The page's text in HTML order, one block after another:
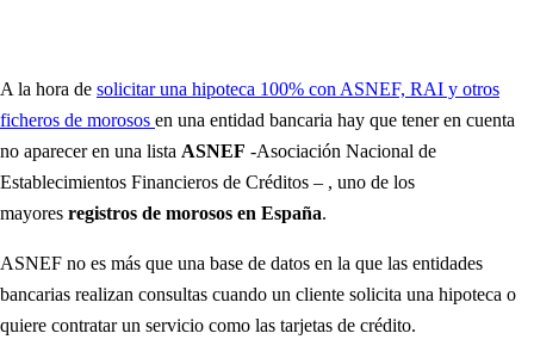
A la hora de solicitar una hipoteca 100% con ASNEF, RAI y otros
ficheros de morosos en una entidad bancaria hay que tener en cuenta
no aparecer en una lista ASNEF -Asociación Nacional de
Establecimientos Financieros de Créditos – , uno de los
mayores registros de morosos en España.
ASNEF no es más que una base de datos en la que las entidades
bancarias realizan consultas cuando un cliente solicita una hipoteca o
quiere contratar un servicio como las tarjetas de crédito.